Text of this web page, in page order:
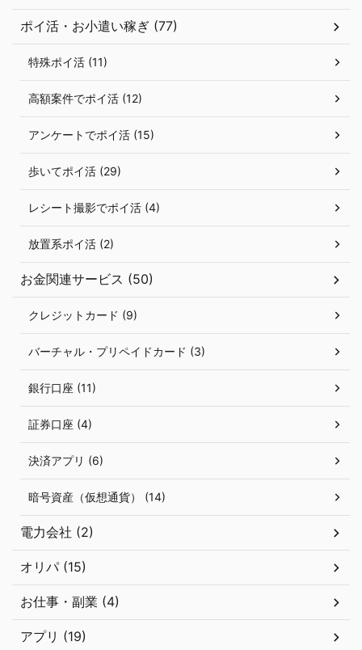
ポイ活・お小遣い稼ぎ (77)
特殊ポイ活 (11)
高額案件でポイ活 (12)
アンケートでポイ活 (15)
歩いてポイ活 (29)
レシート撮影でポイ活 (4)
放置系ポイ活 (2)
お金関連サービス (50)
クレジットカード (9)
バーチャル・プリペイドカード (3)
銀行口座 (11)
証券口座 (4)
決済アプリ (6)
暗号資産（仮想通貨） (14)
電力会社 (2)
オリパ (15)
お仕事・副業 (4)
アプリ (19)